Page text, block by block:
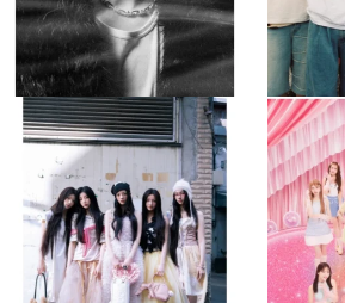
musicjapantv
💡8月特番放送決定！
8月 4
2 0